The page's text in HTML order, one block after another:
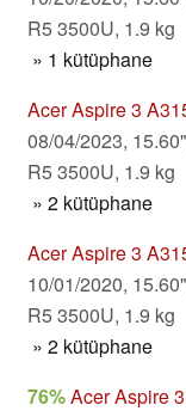
R5 3500U, 1.9 kg
» 1 kütüphane
Acer Aspire 3
08/04/2023,
R5 3500U, 1.9 kg
» 2 kütüphane
Acer Aspire 3
10/01/2020,
R5 3500U, 1.9 kg
» 2 kütüphane
76%Acer Aspire